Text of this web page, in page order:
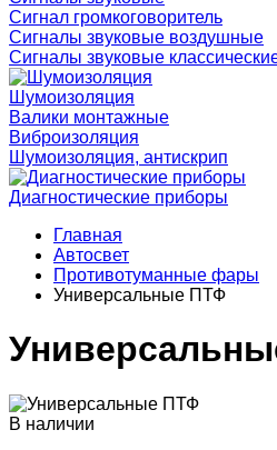
Сигнал громкоговоритель
Сигналы звуковые воздушные
Сигналы звуковые
Шумоизоляция
Валики монтажные
Виброизоляция
Шумоизоляция, антискрип
Диагностические приборы
Главная
Автосвет
Противотуманные фары
Универсальные ПТФ
В наличии